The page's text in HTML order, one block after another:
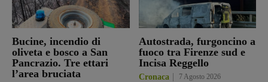
Bucine, incendio di
oliveta e bosco a San
Pancrazio. Tre ettari
l’area bruciata
Autostrada, furgoncino a
fuoco tra Firenze sud e
Incisa Reggello
Cronaca 7 Agosto 2026